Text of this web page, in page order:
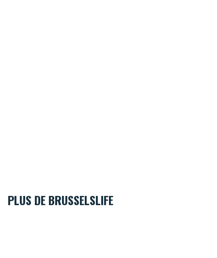
PLUS DE BRUSSELSLIFE